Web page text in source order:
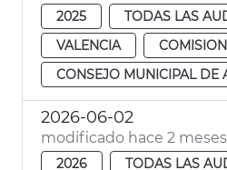
2025
TODAS LAS
VALENCIA
CONSEJO MUNICIPAL DE
2026-06-02
modificado hace 2 meses
2026
TODAS LAS